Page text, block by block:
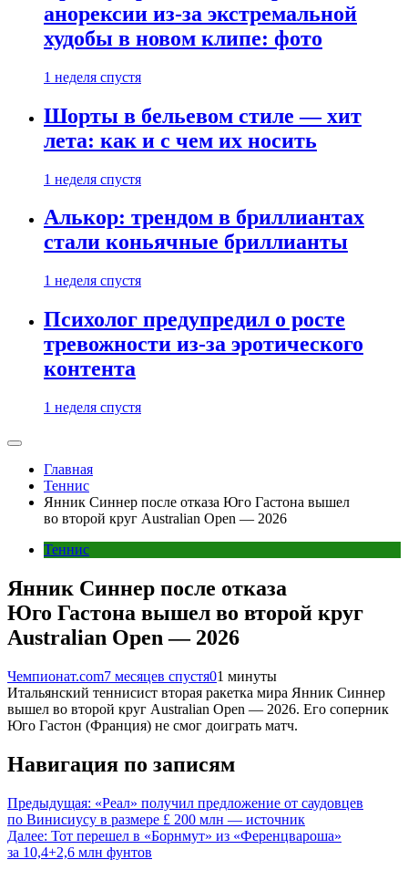
анорексии из-за экстремальной
худобы в новом клипе: фото
1 неделя спустя
Шорты в бельевом стиле — хит
лета: как и с чем их носить
1 неделя спустя
Алькор: трендом в бриллиантах
стали коньячные бриллианты
1 неделя спустя
Психолог предупредил о росте
тревожности из-за эротического
контента
1 неделя спустя
Главная
Теннис
Янник Синнер после отказа Юго Гастона вышел
во второй круг Australian Open — 2026
Теннис
Янник Синнер после отказа
Юго Гастона вышел во второй круг
Australian Open — 2026
Чемпионат.com7 месяцев спустя01 минуты
Итальянский теннисист вторая ракетка мира Янник Синнер
вышел во второй круг Australian Open — 2026. Его соперник
Юго Гастон (Франция) не смог доиграть матч.
Навигация по записям
Предыдущая: «Реал» получил предложение от саудовцев
по Винисиусу в размере £ 200 млн — источник
Далее: Тот перешел в «Борнмут» из «Ференцвароша»
за 10,4+2,6 млн фунтов